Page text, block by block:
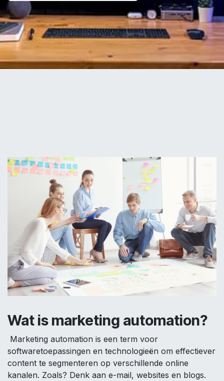
Wat is marketing automation?
Marketing automation is een term voor
softwaretoepassingen en technologieën om effectiever
content te segmenteren op verschillende online
kanalen. Zoals? Denk aan e-mail, websites en blogs.